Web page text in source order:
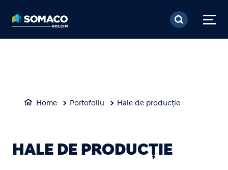
Mergi la conţinutul
Home Portofoliu Hale de producție
HALE DE PRODUCȚIE